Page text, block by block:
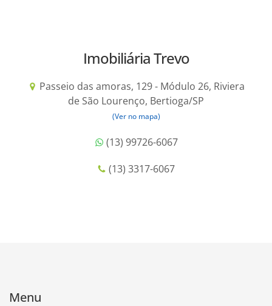
Imobiliária Trevo
Passeio das amoras, 129 - Módulo 26, Riviera
de São Lourenço, Bertioga/SP
(Ver no mapa)
(13) 99726-6067
(13) 3317-6067
Menu